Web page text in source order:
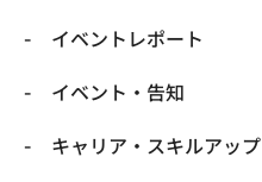
イベントレポート
イベント・告知
キャリア・スキルアップ